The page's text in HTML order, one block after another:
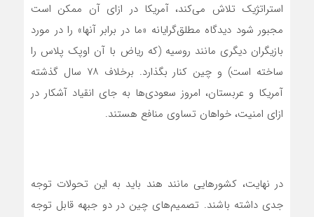
استراتژیک تلاش می‌کند، آمریکا در ازای آن ممکن است
مجبور شود دیدگاه مطلق‌گرایانه «ما در برابر آنها» را در مورد
بازیگران دیگری مانند روسیه (که ریاض با آن اوپک پلاس را
ساخته است) و چین کنار بگذارد. برخلاف ۷۸ سال گذشته
آمریکا و عربستان، امروز سعودی‌ها به جای انقیاد آشکار در
ازای امنیت، خواهان تساوی منافع هستند.
در نهایت، کشورهایی مانند هند باید به این تحولات توجه
جدی داشته باشند. تصمیم‌های چین در دو جبهه قابل توجه